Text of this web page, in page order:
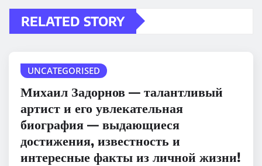
RELATED STORY
UNCATEGORISED
Михаил Задорнов — талантливый
артист и его увлекательная
биография — выдающиеся
достижения, известность и
интересные факты из личной жизни!